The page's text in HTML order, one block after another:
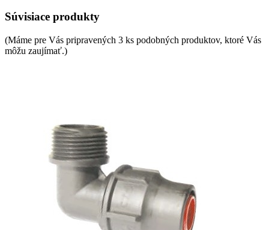
Súvisiace produkty
(Máme pre Vás pripravených 3 ks podobných produktov, ktoré Vás
môžu zaujímať.)